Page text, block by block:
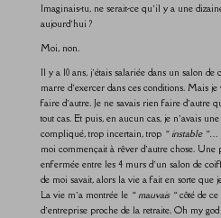
Imaginais-tu, ne serait-ce qu’il y a une
aujourd’hui ?
Moi, non.
Il y a 10 ans, j’étais salariée dans un salon
marre d’exercer dans ces conditions. Mais
faire d’autre. Je ne savais rien faire d’autre
tout cas. Et puis, en aucun cas, je n’avais
compliqué, trop incertain, trop « instable »…
moi commençait à rêver d’autre chose. Une
enfermée entre les 4 murs d’un salon de
de moi savait, alors la vie a fait en sorte que
La vie m’a montrée le« mauvais »côté de
d’entreprise proche de la retraite. Oh my